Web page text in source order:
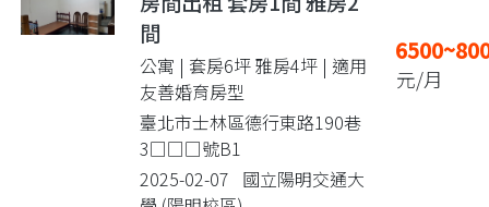
間
公寓 | 套房6坪 雅房4坪 | 適用
友善婚育房型
臺北市士林區德行東路190巷
3□□□號B1
2025-02-07 國立陽明交通大
元/月